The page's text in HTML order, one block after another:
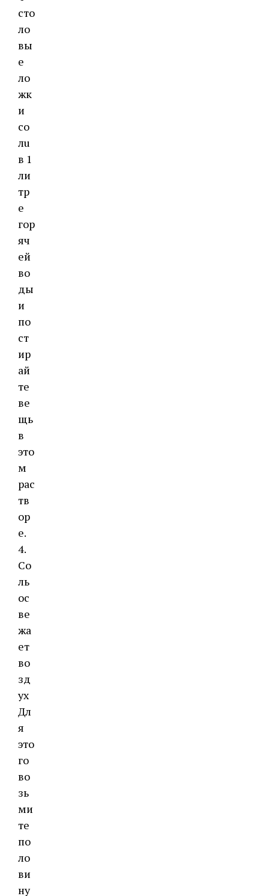
сто
ло
вы
е
ло
жк
и
со
лu
в 1
ли
тр
е
гор
яч
ей
во
ды
и
по
ст
ир
ай
те
ве
щь
в
это
м
рас
тв
ор
е.
4.
Со
ль
ос
ве
жа
ет
во
зд
ух
Дл
я
это
го
во
зь
ми
те
по
ло
ви
ну